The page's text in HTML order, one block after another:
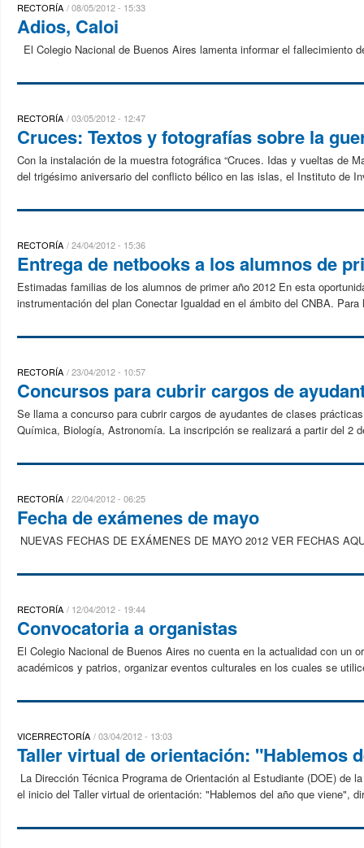
RECTORÍA 08/05/2012 - 15:33
Adios, Caloi
El Colegio Nacional de Buenos Aires lamenta informar el fallecimiento
RECTORÍA 03/05/2012 - 12:47
Cruces: Textos y fotografías sobre la
Con la instalación de la muestra fotográfica “Cruces. Idas y vueltas de
del trigésimo aniversario del conflicto bélico en las islas, el Instituto de
RECTORÍA 24/04/2012 - 15:36
Entrega de netbooks a los alumnos de
Estimadas familias de los alumnos de primer año 2012 En esta
instrumentación del plan Conectar Igualdad en el ámbito del CNBA.
RECTORÍA 23/04/2012 - 10:57
Concursos para cubrir cargos de
Se llama a concurso para cubrir cargos de ayudantes de clases
Química, Biología, Astronomía. La inscripción se realizará a partir del 2
RECTORÍA 22/04/2012 - 06:25
Fecha de exámenes de mayo
NUEVAS FECHAS DE EXÁMENES DE MAYO 2012 VER FECHAS
RECTORÍA 12/04/2012 - 19:44
Convocatoria a organistas
El Colegio Nacional de Buenos Aires no cuenta en la actualidad con un
académicos y patrios, organizar eventos culturales en los cuales se
VICERRECTORÍA 03/04/2012 - 13:03
Taller virtual de orientación: "Hablemos
La Dirección Técnica Programa de Orientación al Estudiante (DOE)
el inicio del Taller virtual de orientación: "Hablemos del año que viene",